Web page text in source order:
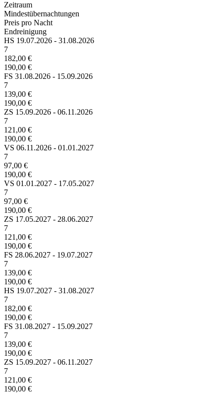
Zeitraum
Mindestübernachtungen
Preis pro Nacht
Endreinigung
HS 19.07.2026 - 31.08.2026
7
182,00 €
190,00 €
FS 31.08.2026 - 15.09.2026
7
139,00 €
190,00 €
ZS 15.09.2026 - 06.11.2026
7
121,00 €
190,00 €
VS 06.11.2026 - 01.01.2027
7
97,00 €
190,00 €
VS 01.01.2027 - 17.05.2027
7
97,00 €
190,00 €
ZS 17.05.2027 - 28.06.2027
7
121,00 €
190,00 €
FS 28.06.2027 - 19.07.2027
7
139,00 €
190,00 €
HS 19.07.2027 - 31.08.2027
7
182,00 €
190,00 €
FS 31.08.2027 - 15.09.2027
7
139,00 €
190,00 €
ZS 15.09.2027 - 06.11.2027
7
121,00 €
190,00 €